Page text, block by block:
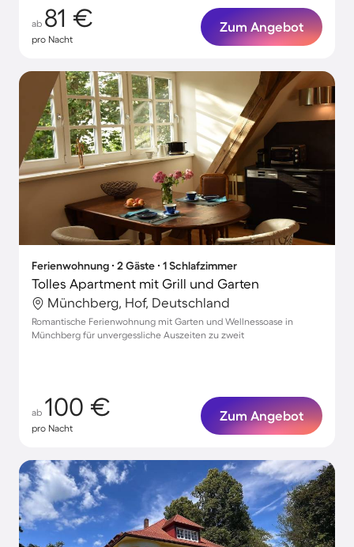
ab 81 €
pro Nacht
Zum Angebot
Ferienwohnung ∙ 2 Gäste ∙ 1 Schlafzimmer
Tolles Apartment mit Grill und Garten
Münchberg, Hof, Deutschland
Romantische Ferienwohnung mit Garten und Wellnessoase in
Münchberg für unvergessliche Auszeiten zu zweit
ab 100 €
pro Nacht
Zum Angebot